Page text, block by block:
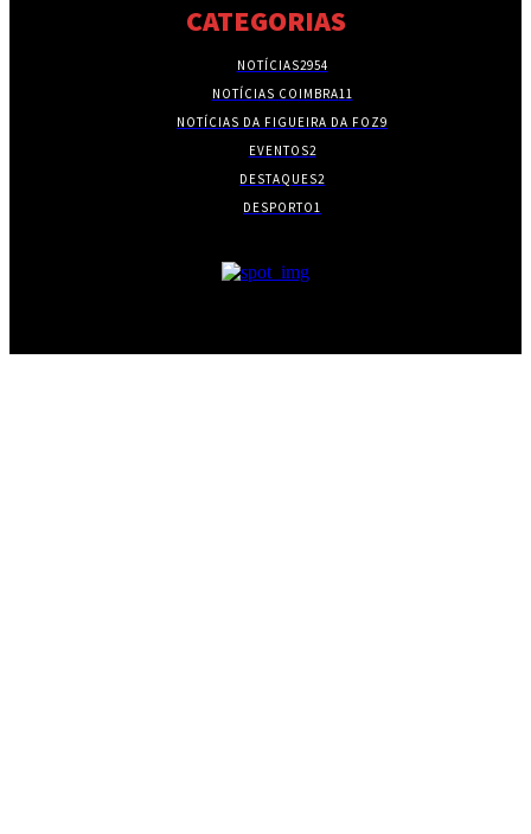
CATEGORIAS
NOTÍCIAS2954
NOTÍCIAS COIMBRA11
NOTÍCIAS DA FIGUEIRA DA FOZ9
EVENTOS2
DESTAQUES2
DESPORTO1